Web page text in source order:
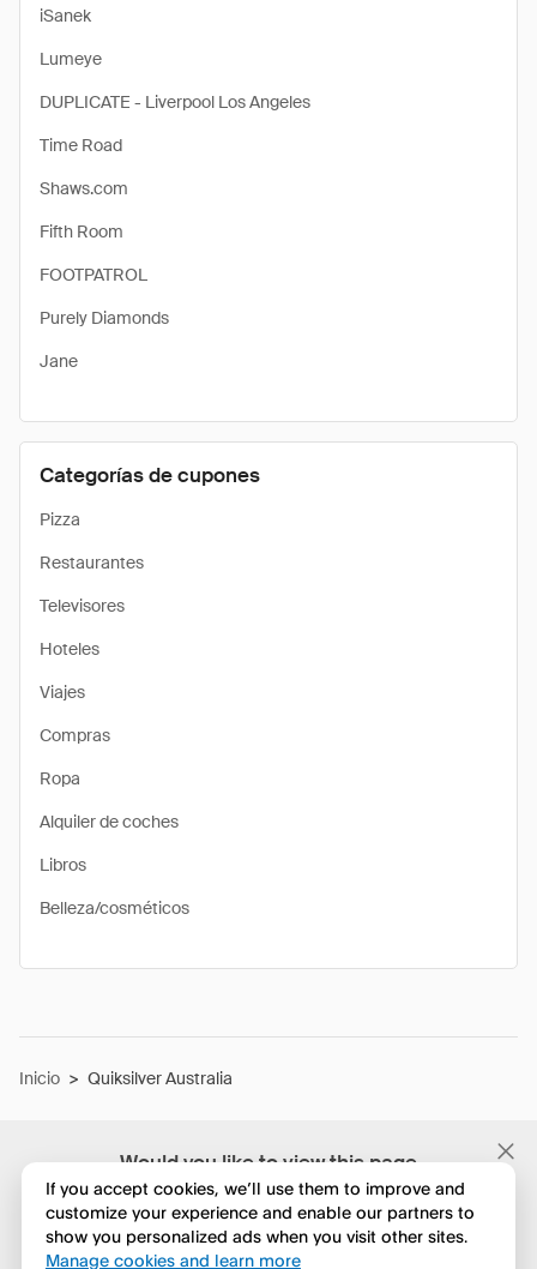
Would you like to view this page
in English?
No, seguir navegando
iSanek
Lumeye
DUPLICATE - Liverpool Los Angeles
Time Road
Shaws.com
Fifth Room
FOOTPATROL
Purely Diamonds
Jane
Categorías de cupones
Pizza
Restaurantes
Televisores
Hoteles
Viajes
Compras
Ropa
Alquiler de coches
Libros
Belleza/cosméticos
Inicio > Quiksilver Australia
If you accept cookies, we’ll use them to improve and
customize your experience and enable our partners to
show you personalized ads when you visit other sites.
Manage cookies and learn more